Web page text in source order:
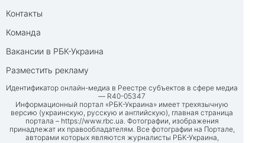
Контакты
Команда
Вакансии в РБК-Украина
Разместить рекламу
Идентификатор онлайн-медиа в Реестре субъектов в сфере медиа
— R40-05347
Информационный портал «РБК-Украина» имеет трехязычную
версию (украинскую, русскую и английскую), главная страница
портала – https://www.rbc.ua. Фотографии, изображения
принадлежат их правообладателям. Все фотографии на Портале,
авторами которых являются журналисты РБК-Украина,